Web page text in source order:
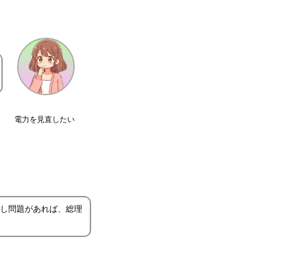
電力を見直したい
問題があれば、総理